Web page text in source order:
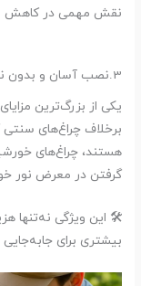
نقش مهمی در کاهش
3.نصب آسان و بدون نیاز به سیم‌کشی
یکی از بزرگ‌ترین
برخلاف چراغ‌های
هستند، چراغ‌های
گرفتن در معرض نور
🛠️ این ویژگی نه‌تنها
بیشتری برای